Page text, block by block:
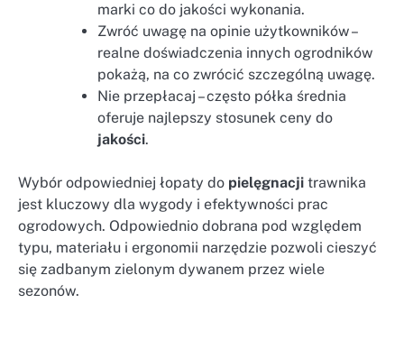
marki co do jakości wykonania.
Zwróć uwagę na opinie użytkowników –
realne doświadczenia innych ogrodników
pokażą, na co zwrócić szczególną uwagę.
Nie przepłacaj – często półka średnia
oferuje najlepszy stosunek ceny do
jakości.
Wybór odpowiedniej łopaty do pielęgnacji trawnika
jest kluczowy dla wygody i efektywności prac
ogrodowych. Odpowiednio dobrana pod względem
typu, materiału i ergonomii narzędzie pozwoli cieszyć
się zadbanym zielonym dywanem przez wiele
sezonów.